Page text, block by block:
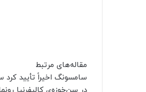
مقاله‌های مرتبط